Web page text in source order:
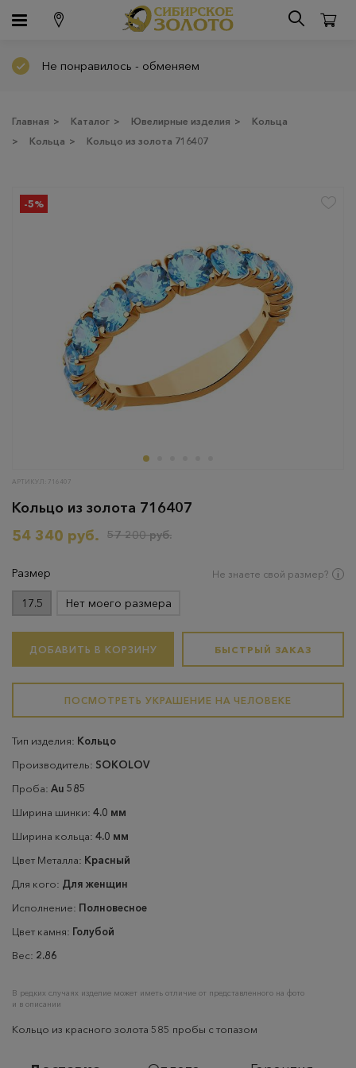
Не понравилось - обменяем
Главная > Каталог > Ювелирные изделия >
Кольца
>
Кольца > Кольцо из золота 716407
-5%
АРТИКУЛ: 716407
Кольцо из золота 716407
54 340 руб.
57 200 руб.
Размер Не знаете свой размер?
17.5 Нет моего размера
ДОБАВИТЬ В КОРЗИНУ БЫСТРЫЙ ЗАКАЗ
ПОСМОТРЕТЬ УКРАШЕНИЕ НА ЧЕЛОВЕКЕ
Тип изделия: Кольцо
Производитель: SOKOLOV
Проба: Au 585
Ширина шинки: 4.0 мм
Ширина кольца: 4.0 мм
Цвет Металла: Красный
Для кого: Для женщин
Исполнение: Полновесное
Цвет камня: Голубой
Вес: 2.86
В редких случаях изделие может иметь отличие от представленного на фото
и в описании
Кольцо из красного золота 585 пробы с топазом